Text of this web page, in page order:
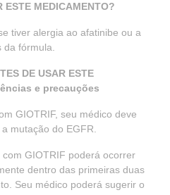
ESTE MEDICAMENTO?
tiver alergia ao afatinibe ou a
fórmula.
DE USAR ESTE
e precauções
GIOTRIF, seu médico deve
mutação do EGFR.
GIOTRIF poderá ocorrer
dentro das primeiras duas
Seu médico poderá sugerir o